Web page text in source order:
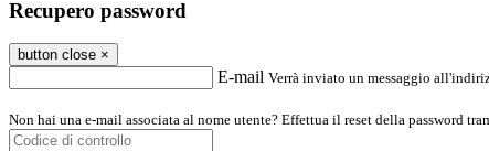
Recupero password
button close ×
E-mail Verrà inviato un messaggio
Non hai una e-mail associata al nome utente? Effettua il reset della password